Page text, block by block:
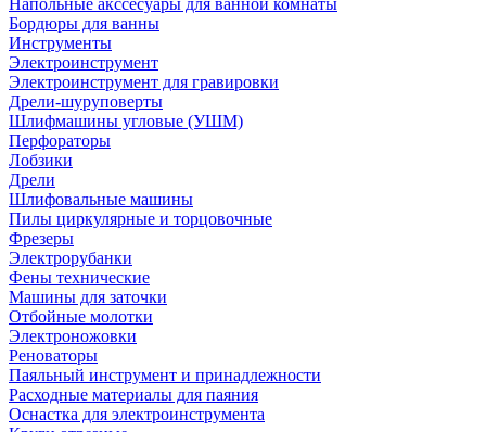
Напольные акссесуары для ванной комнаты
Бордюры для ванны
Инструменты
Электроинструмент
Электроинструмент для гравировки
Дрели-шуруповерты
Шлифмашины угловые (УШМ)
Перфораторы
Лобзики
Дрели
Шлифовальные машины
Пилы циркулярные и торцовочные
Фрезеры
Электрорубанки
Фены технические
Машины для заточки
Отбойные молотки
Электроножовки
Реноваторы
Паяльный инструмент и принадлежности
Расходные материалы для паяния
Оснастка для электроинструмента